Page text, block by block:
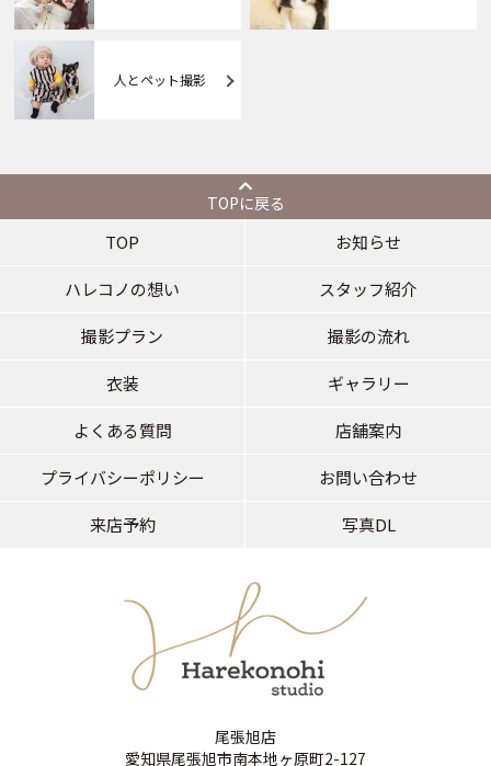
人とペット撮影
TOPに戻る
TOP お知らせ
ハレコノの想い スタッフ紹介
撮影プラン 撮影の流れ
衣装 ギャラリー
よくある質問 店舗案内
プライバシーポリシー お問い合わせ
来店予約 写真DL
尾張旭店
愛知県尾張旭市南本地ヶ原町2-127